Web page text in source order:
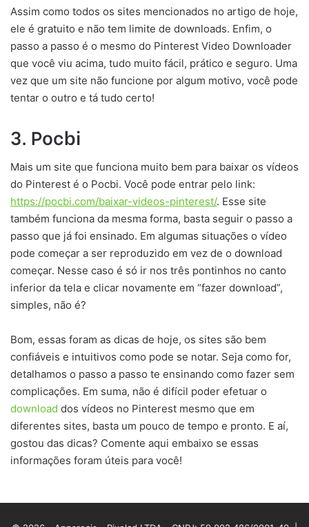
Assim como todos os sites mencionados no artigo de hoje,
ele é gratuito e não tem limite de downloads. Enfim, o
passo a passo é o mesmo do Pinterest Video Downloader
que você viu acima, tudo muito fácil, prático e seguro. Uma
vez que um site não funcione por algum motivo, você pode
tentar o outro e tá tudo certo!
3. Pocbi
Mais um site que funciona muito bem para baixar os vídeos
do Pinterest é o Pocbi. Você pode entrar pelo link:
https://pocbi.com/baixar-videos-pinterest/. Esse site
também funciona da mesma forma, basta seguir o passo a
passo que já foi ensinado. Em algumas situações o vídeo
pode começar a ser reproduzido em vez de o download
começar. Nesse caso é só ir nos três pontinhos no canto
inferior da tela e clicar novamente em “fazer download”,
simples, não é?
Bom, essas foram as dicas de hoje, os sites são bem
confiáveis e intuitivos como pode se notar. Seja como for,
detalhamos o passo a passo te ensinando como fazer sem
complicações. Em suma, não é difícil poder efetuar o
download dos vídeos no Pinterest mesmo que em
diferentes sites, basta um pouco de tempo e pronto. E aí,
gostou das dicas? Comente aqui embaixo se essas
informações foram úteis para você!